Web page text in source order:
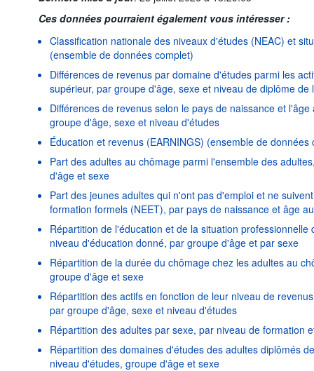
Ces données pourraient également vous intéresser :
Classification nationale des niveaux d'études (NEAC) et
(ensemble de données complet)
Différences de revenus par domaine d'études parmi les
supérieur, par groupe d'âge, sexe et niveau de diplôme
Différences de revenus selon le pays de naissance et
groupe d'âge, sexe et niveau d'études
Éducation et revenus (EARNINGS) (ensemble de données
Part des adultes au chômage parmi l'ensemble des
d'âge et sexe
Part des jeunes adultes qui n'ont pas d'emploi et ne
formation formels (NEET), par pays de naissance et âge
Répartition de l'éducation et de la situation professionnelle
niveau d'éducation donné, par groupe d'âge et par sexe
Répartition de la durée du chômage chez les adultes au
groupe d'âge et sexe
Répartition des actifs en fonction de leur niveau de
par groupe d'âge, sexe et niveau d'études
Répartition des adultes par sexe, par niveau de formation
Répartition des domaines d'études des adultes diplômés
niveau d'études, groupe d'âge et sexe